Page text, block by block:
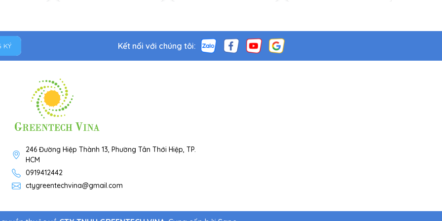
KÝ Kết nối với chúng tôi:
246 Đường Hiệp Thành 13, Phường Tân Thới Hiệp, TP.
HCM
0919412442
ctygreentechvina@gmail.com